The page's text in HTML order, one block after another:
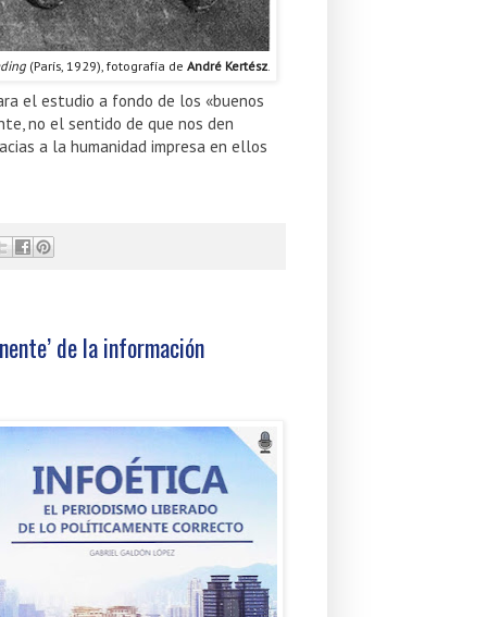
(París, 1929), fotografía de André Kertész.
el estudio a fondo de los «buenos
no el sentido de que nos den
a la humanidad impresa en ellos
de la información